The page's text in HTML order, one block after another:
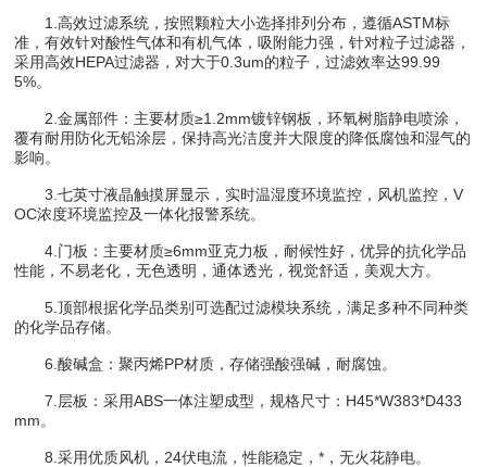
1.高效过滤系统，按照颗粒大小选择排列分布，遵循ASTM标
准，有效针对酸性气体和有机气体，吸附能力强，针对粒子过滤器，
采用高效HEPA过滤器，对大于0.3um的粒子，过滤效率达99.99
5%。
2.金属部件：主要材质≥1.2mm镀锌钢板，环氧树脂静电喷涂，
覆有耐用防化无铅涂层，保持高光洁度并大限度的降低腐蚀和湿气的
影响。
3.七英寸液晶触摸屏显示，实时温湿度环境监控，风机监控，V
OC浓度环境监控及一体化报警系统。
4.门板：主要材质≥6mm亚克力板，耐候性好，优异的抗化学品
性能，不易老化，无色透明，通体透光，视觉舒适，美观大方。
5.顶部根据化学品类别可选配过滤模块系统，满足多种不同种类
的化学品存储。
6.酸碱盒：聚丙烯PP材质，存储强酸强碱，耐腐蚀。
7.层板：采用ABS一体注塑成型，规格尺寸：H45*W383*D433
mm。
8.采用优质风机，24伏电流，性能稳定，*，无火花静电。